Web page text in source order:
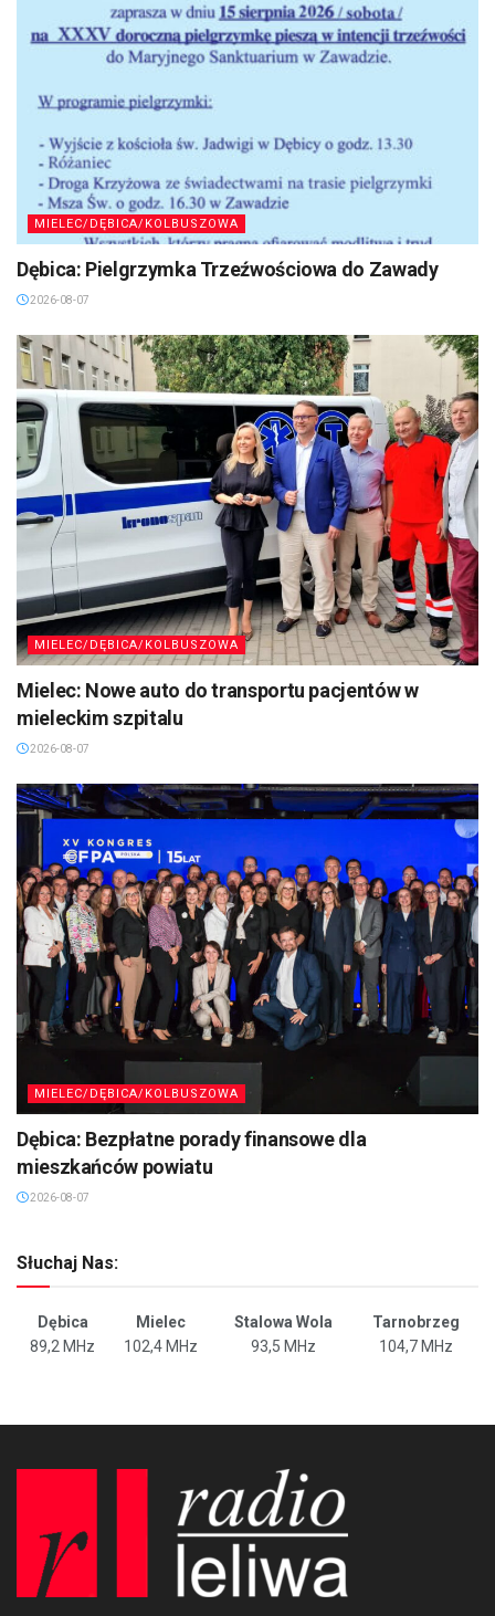
MIELEC/DĘBICA/KOLBUSZOWA
Dębica: Pielgrzymka Trzeźwościowa do Zawady
2026-08-07
MIELEC/DĘBICA/KOLBUSZOWA
Mielec: Nowe auto do transportu pacjentów w
mieleckim szpitalu
2026-08-07
MIELEC/DĘBICA/KOLBUSZOWA
Dębica: Bezpłatne porady finansowe dla
mieszkańców powiatu
2026-08-07
Słuchaj Nas:
Dębica Mielec Stalowa Wola
Tarnobrzeg
89,2 MHz
102,4 MHz 93,5 MHz 104,7 MHz